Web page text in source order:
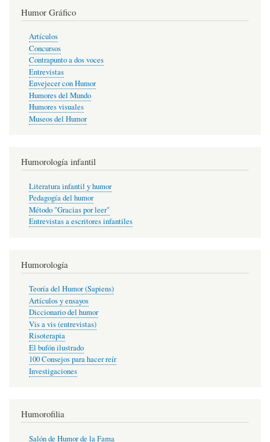
Humor Gráfico
Artículos
Concursos
Contrapunto a dos voces
Entrevistas
Envejecer con Humor
Humores del Mundo
Humores visuales
Museos del Humor
Humorología infantil
Literatura infantil y humor
Pedagogía del humor
Método "Gracias por leer"
Entrevistas a escritores infantiles
Humorología
Teoría del Humor (Sapiens)
Artículos y ensayos
Diccionario del humor
Vis a vis (entrevistas)
Risoterapia
El bufón ilustrado
100 Consejos para hacer reír
Investigaciones
Humorofilia
Salón de Humor de la Fama